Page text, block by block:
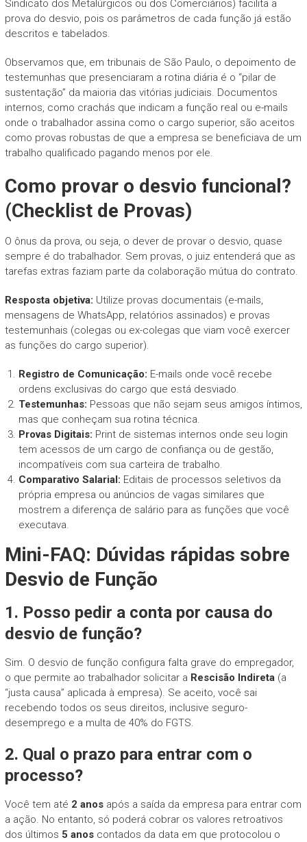
Sindicato dos Metalúrgicos ou dos Comerciários) facilita a
prova do desvio, pois os parâmetros de cada função já estão
descritos e tabelados.
Observamos que, em tribunais de São Paulo, o depoimento de
testemunhas que presenciaram a rotina diária é o “pilar de
sustentação” da maioria das vitórias judiciais. Documentos
internos, como crachás que indicam a função real ou e-mails
onde o trabalhador assina como o cargo superior, são aceitos
como provas robustas de que a empresa se beneficiava de um
trabalho qualificado pagando menos por ele.
Como provar o desvio funcional?
(Checklist de Provas)
O ônus da prova, ou seja, o dever de provar o desvio, quase
sempre é do trabalhador. Sem provas, o juiz entenderá que as
tarefas extras faziam parte da colaboração mútua do contrato.
Resposta objetiva: Utilize provas documentais (e-mails,
mensagens de WhatsApp, relatórios assinados) e provas
testemunhais (colegas ou ex-colegas que viam você exercer
as funções do cargo superior).
Registro de Comunicação: E-mails onde você recebe
ordens exclusivas do cargo que está desviado.
Testemunhas: Pessoas que não sejam seus amigos íntimos,
mas que conheçam sua rotina técnica.
Provas Digitais: Print de sistemas internos onde seu login
tem acessos de um cargo de confiança ou de gestão,
incompatíveis com sua carteira de trabalho.
Comparativo Salarial: Editais de processos seletivos da
própria empresa ou anúncios de vagas similares que
mostrem a diferença de salário para as funções que você
executava.
Mini-FAQ: Dúvidas rápidas sobre
Desvio de Função
1. Posso pedir a conta por causa do
desvio de função?
Sim. O desvio de função configura falta grave do empregador,
o que permite ao trabalhador solicitar a Rescisão Indireta(a
“justa causa” aplicada à empresa). Se aceito, você sai
recebendo todos os seus direitos, inclusive seguro-
desemprego e a multa de 40% do FGTS.
2. Qual o prazo para entrar com o
processo?
Você tem até 2 anosapós a saída da empresa para entrar com
a ação. No entanto, só poderá cobrar os valores retroativos
dos últimos 5 anoscontados da data em que protocolou o